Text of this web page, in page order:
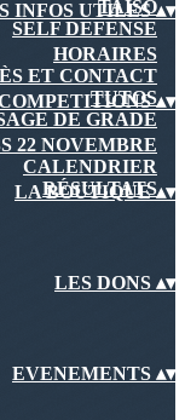
TAISO
SELF DEFENSE
INFOS UTILES▴▾
HORAIRES
ET CONTACT
TUTOS
DE GRADE
▴▾
22 NOVEMBRE
CALENDRIER
RÉSULTATS
LA BOUTIQUE▴▾
LES DONS ▴▾
EVENEMENTS ▴▾